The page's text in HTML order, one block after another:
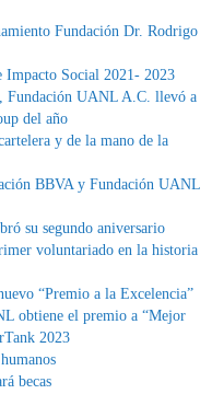
Fundación Dr. Rodrigo
Impacto Social 2021- 2023
Fundación UANL A.C. llevó a
del año
y de la mano de la
BBVA y Fundación UANL
su segundo aniversario
voluntariado en la historia
“Premio a la Excelencia”
obtiene el premio a “Mejor
2023
becas